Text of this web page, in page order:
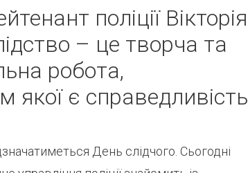
поліції Вікторія
– це творча та
робота,
якої є справедливість
День слідчого. Сьогодні